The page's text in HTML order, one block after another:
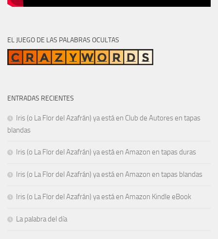
EL JUEGO DE LAS PALABRAS OCULTAS
ENTRADAS RECIENTES
Iris (o La Flor del Azafrán) ya está en Club de Autores en tapas
blandas
Iris (o La Flor del Azafrán) ya está en Amazon en tapas duras
Iris (o La Flor del Azafrán) ya está en Amazon en tapas blandas
Iris (o La Flor del Azafrán) ya está en Amazon Kindle eBook
La palabra del día